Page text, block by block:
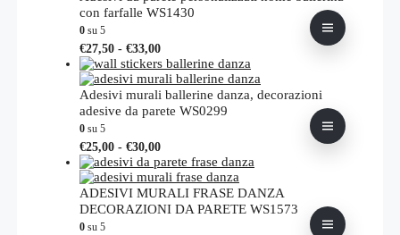
con farfalle WS1430
0 su 5
€27,50 - €33,00Fascia
di
prezzo:
da
€27,50
a
Questo
prodotto
ha
più
varianti.
possono
essere
scelte
nella
pagina
Adesivi murali ballerine danza, decorazioni
adesive da parete WS0299
0 su 5
€25,00 - €30,00Fascia
di
prezzo:
da
€25,00
a
Questo
prodotto
ha
più
varianti.
ADESIVI MURALI FRASE DANZA
DECORAZIONI DA PARETE WS1573
0 su 5